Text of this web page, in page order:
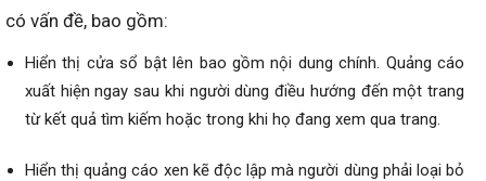
có vấn đề, bao gồm:
Hiển thị cửa sổ bật lên bao gồm nội dung chính. Quảng cáo
xuất hiện ngay sau khi người dùng điều hướng đến một trang
từ kết quả tìm kiếm hoặc trong khi họ đang xem qua trang.
Hiển thị quảng cáo xen kẽ độc lập mà người dùng phải loại bỏ